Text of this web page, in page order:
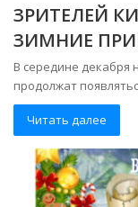
ЗРИТЕЛЕЙ
ЗИМНИЕ
В середине декабря
продолжат
Читать далее